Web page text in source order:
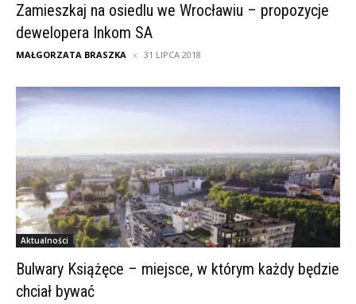
Zamieszkaj na osiedlu we Wrocławiu – propozycje
dewelopera Inkom SA
MAŁGORZATA BRASZKA 31 LIPCA 2018
Aktualności
Bulwary Książęce – miejsce, w którym każdy będzie
chciał bywać